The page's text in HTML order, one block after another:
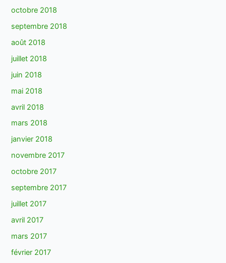
octobre 2018
septembre 2018
août 2018
juillet 2018
juin 2018
mai 2018
avril 2018
mars 2018
janvier 2018
novembre 2017
octobre 2017
septembre 2017
juillet 2017
avril 2017
mars 2017
février 2017